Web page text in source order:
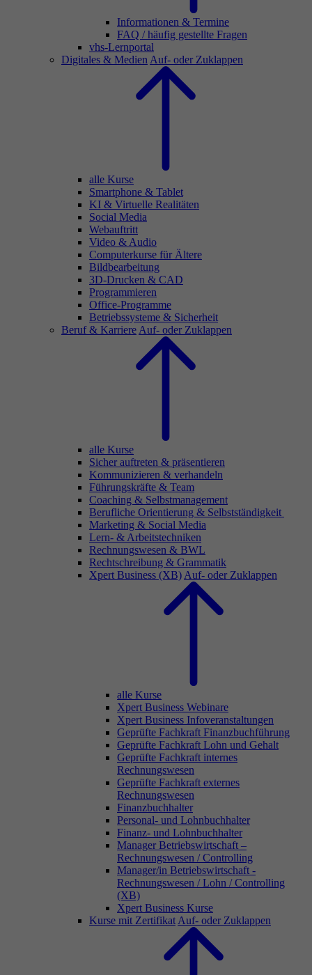
Informationen & Termine
FAQ / häufig gestellte Fragen
vhs-Lernportal
Digitales & Medien Auf- oder Zuklappen
alle Kurse
Smartphone & Tablet
KI & Virtuelle Realitäten
Social Media
Webauftritt
Video & Audio
Computerkurse für Ältere
Bildbearbeitung
3D-Drucken & CAD
Programmieren
Office-Programme
Betriebssysteme & Sicherheit
Beruf & Karriere Auf- oder Zuklappen
alle Kurse
Sicher auftreten & präsentieren
Kommunizieren & verhandeln
Führungskräfte & Team
Coaching & Selbstmanagement
Berufliche Orientierung & Selbstständigkeit
Marketing & Social Media
Lern- & Arbeitstechniken
Rechnungswesen & BWL
Rechtschreibung & Grammatik
Xpert Business (XB) Auf- oder Zuklappen
alle Kurse
Xpert Business Webinare
Xpert Business Infoveranstaltungen
Geprüfte Fachkraft Finanzbuchführung
Geprüfte Fachkraft Lohn und Gehalt
Geprüfte Fachkraft internes
Rechnungswesen
Geprüfte Fachkraft externes
Rechnungswesen
Finanzbuchhalter
Personal- und Lohnbuchhalter
Finanz- und Lohnbuchhalter
Manager Betriebswirtschaft –
Rechnungswesen / Controlling
Manager/in Betriebswirtschaft -
Rechnungswesen / Lohn / Controlling
(XB)
Xpert Business Kurse
Kurse mit Zertifikat Auf- oder Zuklappen